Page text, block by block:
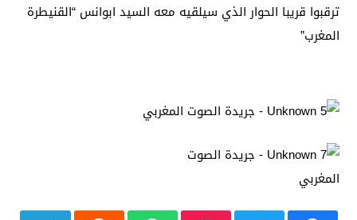
ترقبوا قريبا الحوار الذي سيلقيه معه السيد ابوانس “القنيطرة
المغرب”